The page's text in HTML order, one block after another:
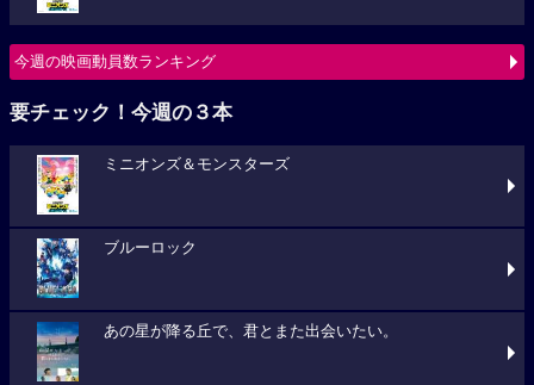
今週の映画動員数ランキング
要チェック！今週の３本
ミニオンズ＆モンスターズ
ブルーロック
あの星が降る丘で、君とまた出会いたい。